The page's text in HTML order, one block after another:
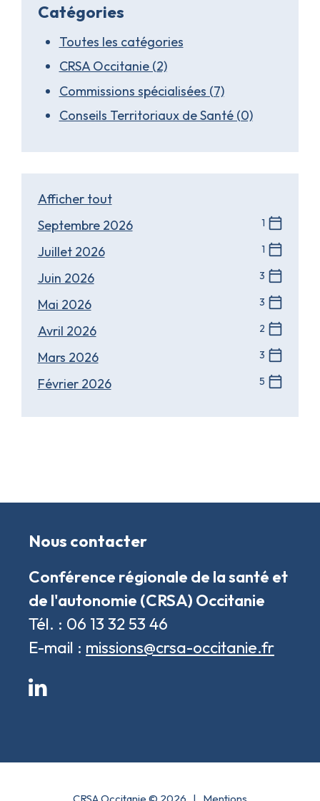
Catégories
Toutes les catégories
CRSA Occitanie (2)
Commissions spécialisées (7)
Conseils Territoriaux de Santé (0)
Afficher tout
Septembre 2026
1 calendar_today
Juillet 2026 1 calendar_today
Juin 2026 3 calendar_today
Mai 2026 3 calendar_today
Avril 2026 2 calendar_today
Mars 2026 3 calendar_today
Février 2026 5 calendar_today
Nous contacter
Conférence régionale de la santé et
de l'autonomie (CRSA) Occitanie
Tél. : 06 13 32 53 46
E-mail : missions@crsa-occitanie.fr
CRSA Occitanie © 2026 | Mentions